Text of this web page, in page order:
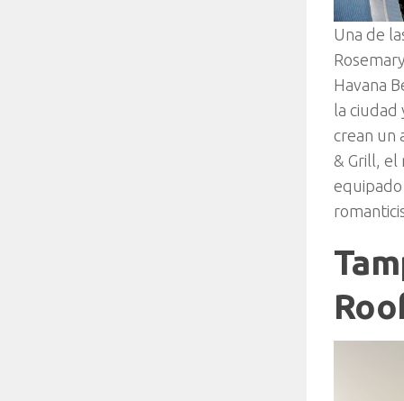
Una de
Havana
la ciudad
crean un
& Grill,
equipado